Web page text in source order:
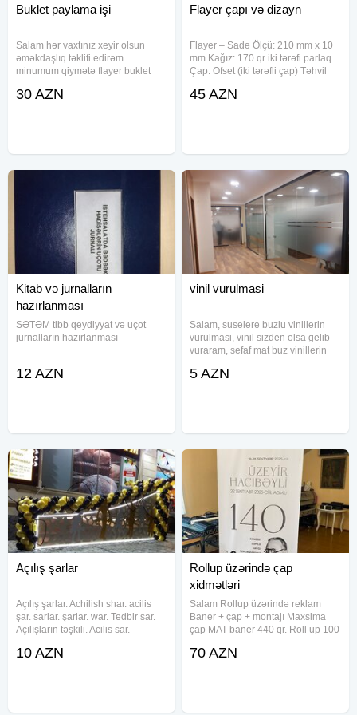
Buklet paylama işi
Salam hər vaxtınız xeyir olsun
əməkdaşlıq təklifi edirəm
minumum qiymətə flayer buklet
xidmətdən yararlanmaq istidən
30 AZN
Flayer çapı və dizayn
Flayer – Sadə Ölçü: 210 mm x 10
mm Kağız: 170 qr iki tərəfi parlaq
Çap: Ofset (iki tərəfli çap) Təhvil
ədəd – 45 azn 1000 ədəd – 70
45 AZN
Kitab və jurnalların
hazırlanması
SƏTƏM tibb qeydiyyat və uçot
jurnalların hazırlanması
12 AZN
vinil vurulmasi
Salam, suselere buzlu vinillerin
vurulmasi, vinil sizden olsa gelib
vuraram, sefaf mat buz vinillerin
vinillerin montaji.Muxtelif olcu ve
5 AZN
Açılış şarlar
Açılış şarlar. Achilish shar. acilis
şar. sarlar. şarlar. war. Tedbir sar.
Açılışların təşkili. Acilis sar.
war. giris war. giriw wari.
10 AZN
Rollup üzərində çap
xidmətləri
Salam Rollup üzərində reklam
Baner + çap + montajı Maxsima
çap MAT baner 440 qr. Roll up 100
gün
70 AZN